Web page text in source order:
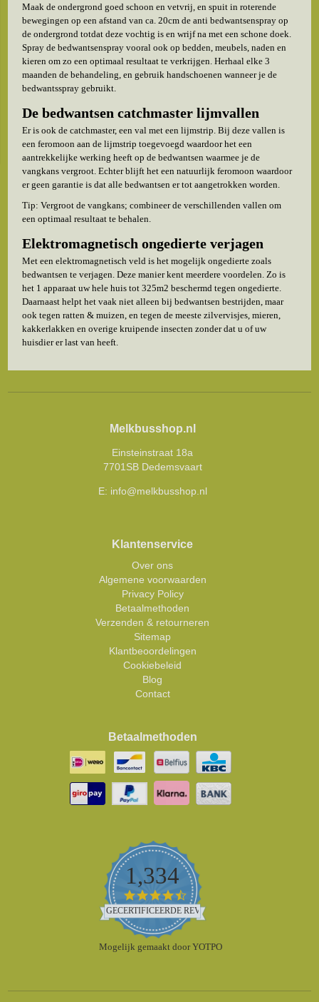
Maak de ondergrond goed schoon en vetvrij, en spuit in roterende
bewegingen op een afstand van ca. 20cm de anti bedwantsenspray op
de ondergrond totdat deze vochtig is en wrijf na met een schone doek.
Spray de bedwantsenspray vooral ook op bedden, meubels, naden en
kieren om zo een optimaal resultaat te verkrijgen. Herhaal elke 3
maanden de behandeling, en gebruik handschoenen wanneer je de
bedwantsspray gebruikt.
De bedwantsen catchmaster lijmvallen
Er is ook de catchmaster, een val met een lijmstrip. Bij deze vallen is
een feromoon aan de lijmstrip toegevoegd waardoor het een
aantrekkelijke werking heeft op de bedwantsen waarmee je de
vangkans vergroot. Echter blijft het een natuurlijk feromoon waardoor
er geen garantie is dat alle bedwantsen er tot aangetrokken worden.
Tip: Vergroot de vangkans; combineer de verschillenden vallen om
een optimaal resultaat te behalen.
Elektromagnetisch ongedierte verjagen
Met een elektromagnetisch veld is het mogelijk ongedierte zoals
bedwantsen te verjagen. Deze manier kent meerdere voordelen. Zo is
het 1 apparaat uw hele huis tot 325m2 beschermd tegen ongedierte.
Daarnaast helpt het vaak niet alleen bij bedwantsen bestrijden, maar
ook tegen ratten & muizen, en tegen de meeste zilvervisjes, mieren,
kakkerlakken en overige kruipende insecten zonder dat u of uw
huisdier er last van heeft.
Melkbusshop.nl
Einsteinstraat 18a
7701SB Dedemsvaart
E: info@melkbusshop.nl
Klantenservice
Over ons
Algemene voorwaarden
Privacy Policy
Betaalmethoden
Verzenden & retourneren
Sitemap
Klantbeoordelingen
Cookiebeleid
Blog
Contact
Betaalmethoden
1,334
4.5
star
rating
GECERTIFICEERDE REVIEWS
Mogelijk gemaakt door YOTPO